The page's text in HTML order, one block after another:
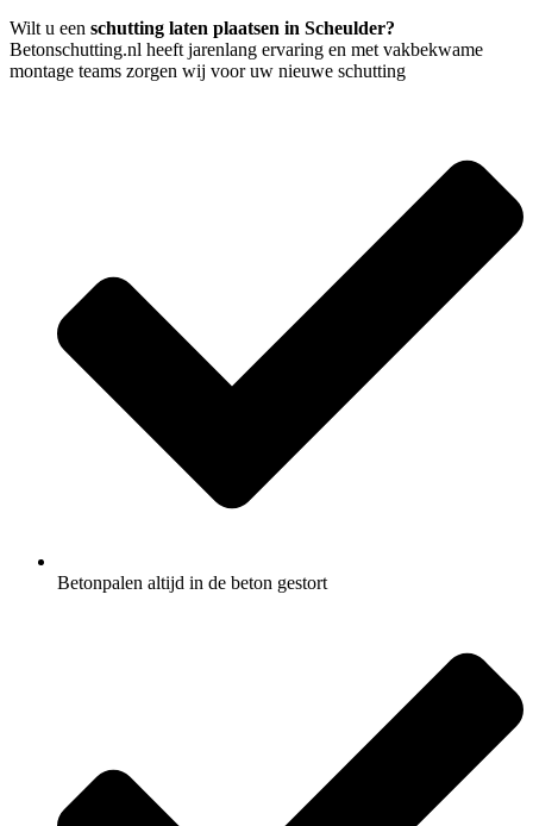
Wilt u een schutting laten plaatsen in Scheulder?
Betonschutting.nl heeft jarenlang ervaring en met vakbekwame
montage teams zorgen wij voor uw nieuwe schutting
Betonpalen altijd in de beton gestort